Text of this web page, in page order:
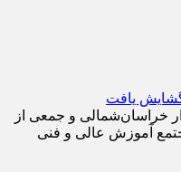
خراسان‌شمالی و جمعی از
آموزش عالی و فنی